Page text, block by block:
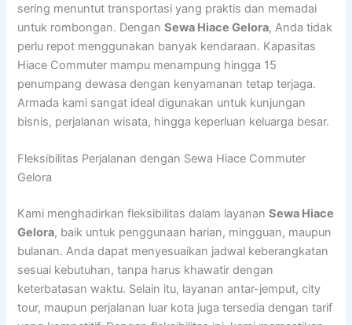
sering menuntut transportasi yang praktis dan memadai
untuk rombongan. DenganSewa Hiace Gelora, Anda tidak
perlu repot menggunakan banyak kendaraan. Kapasitas
Hiace Commuter mampu menampung hingga 15
penumpang dewasa dengan kenyamanan tetap terjaga.
Armada kami sangat ideal digunakan untuk kunjungan
bisnis, perjalanan wisata, hingga keperluan keluarga besar.
Fleksibilitas Perjalanan dengan Sewa Hiace Commuter
Gelora
Kami menghadirkan fleksibilitas dalam layananSewa Hiace
Gelora, baik untuk penggunaan harian, mingguan, maupun
bulanan. Anda dapat menyesuaikan jadwal keberangkatan
sesuai kebutuhan, tanpa harus khawatir dengan
keterbatasan waktu. Selain itu, layanan antar-jemput, city
tour, maupun perjalanan luar kota juga tersedia dengan tarif